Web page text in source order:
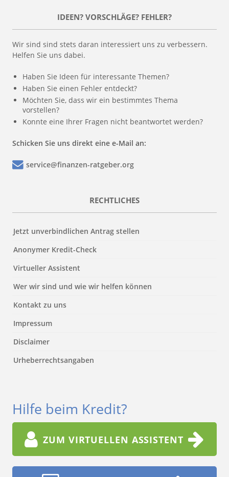
IDEEN? VORSCHLÄGE? FEHLER?
Wir sind sind stets daran interessiert uns zu verbessern.
Helfen Sie uns dabei.
Haben Sie Ideen für interessante Themen?
Haben Sie einen Fehler entdeckt?
Möchten Sie, dass wir ein bestimmtes Thema
vorstellen?
Konnte eine Ihrer Fragen nicht beantwortet werden?
Schicken Sie uns direkt eine e-Mail an:
service@finanzen-ratgeber.org
RECHTLICHES
Jetzt unverbindlichen Antrag stellen
Anonymer Kredit-Check
Virtueller Assistent
Wer wir sind und wie wir helfen können
Kontakt zu uns
Impressum
Disclaimer
Urheberrechtsangaben
Hilfe beim Kredit?
ZUM VIRTUELLEN ASSISTENT